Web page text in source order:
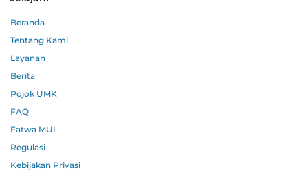
Beranda
Tentang Kami
Layanan
Berita
Pojok UMK
FAQ
Fatwa MUI
Regulasi
Kebijakan Privasi